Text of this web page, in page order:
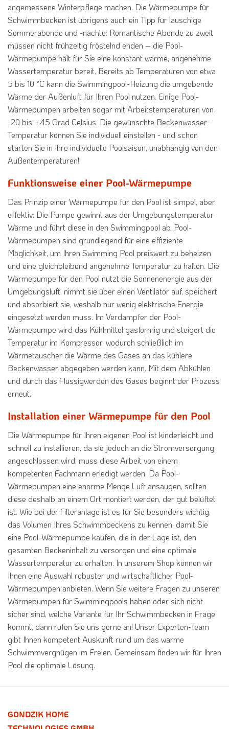
angemessene Winterpflege machen. Die Wärmepumpe für
Schwimmbecken ist übrigens auch ein Tipp für lauschige
Sommerabende und -nächte: Romantische Abende zu zweit
müssen nicht frühzeitig fröstelnd enden – die Pool-
Wärmepumpe hält für Sie eine konstant warme, angenehme
Wassertemperatur bereit. Bereits ab Temperaturen von etwa
5 bis 10 °C kann die Swimmingpool-Heizung die umgebende
Wärme der Außenluft für Ihren Pool nutzen. Einige Pool-
Wärmepumpen arbeiten sogar mit Arbeitstemperaturen von
-20 bis +45 Grad Celsius. Die gewünschte Beckenwasser-
Temperatur können Sie individuell einstellen - und schon
starten Sie in Ihre individuelle Poolsaison, unabhängig von den
Außentemperaturen!
Funktionsweise einer Pool-Wärmepumpe
Das Prinzip einer Wärmepumpe für den Pool ist simpel, aber
effektiv: Die Pumpe gewinnt aus der Umgebungstemperatur
Wärme und führt diese in den Swimmingpool ab. Pool-
Wärmepumpen sind grundlegend für eine effiziente
Möglichkeit, um Ihren Swimming Pool preiswert zu beheizen
und eine gleichbleibend angenehme Temperatur zu halten. Die
Wärmepumpe für den Pool nutzt die Sonnenenergie aus der
Umgebungsluft, nimmt sie über einen Ventilator auf, speichert
und absorbiert sie, weshalb nur wenig elektrische Energie
eingesetzt werden muss. Im Verdampfer der Pool-
Wärmepumpe wird das Kühlmittel gasförmig und steigert die
Temperatur im Kompressor, wodurch schließlich im
Wärmetauscher die Wärme des Gases an das kühlere
Beckenwasser abgegeben werden kann. Mit dem Abkühlen
und durch das Flüssigwerden des Gases beginnt der Prozess
erneut.
Installation einer Wärmepumpe für den Pool
Die Wärmepumpe für Ihren eigenen Pool ist kinderleicht und
schnell zu installieren, da sie jedoch an die Stromversorgung
angeschlossen wird, muss diese Arbeit von einem
kompetenten Fachmann erledigt werden. Da Pool-
Wärmepumpen eine enorme Menge Luft ansaugen, sollten
diese deshalb an einem Ort montiert werden, der gut belüftet
ist. Wie bei der Filteranlage ist es für Sie besonders wichtig,
das Volumen Ihres Schwimmbeckens zu kennen, damit Sie
eine Pool-Wärmepumpe kaufen, die in der Lage ist, den
gesamten Beckeninhalt zu versorgen und eine optimale
Wassertemperatur zu erhalten. In unserem Shop können wir
Ihnen eine Auswahl robuster und wirtschaftlicher Pool-
Wärmepumpen anbieten. Wenn Sie weitere Fragen zu unseren
Wärmepumpen für Swimmingpools haben oder sich nicht
sicher sind, welche Variante für Ihr Schwimmbecken in Frage
kommt, dann rufen Sie uns gerne an! Unser Experten-Team
gibt Ihnen kompetent Auskunft rund um das warme
Schwimmvergnügen im Freien. Gemeinsam finden wir für Ihren
Pool die optimale Lösung.
GONDZIK HOME